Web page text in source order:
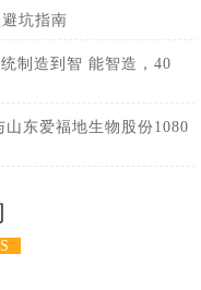
坑指南
制造到智 能智造，40
东爱福地生物股份1080